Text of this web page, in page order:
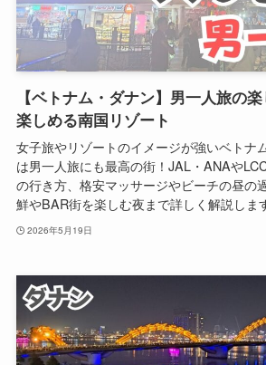
【ベトナム・ダナン】男一人旅の
楽しめる南国リゾート
女子旅やリゾートのイメージが強いベトナ
は男一人旅にも最高の街！JAL・ANAや
の行き方、格安マッサージやビーチの昼の
鮮やBAR街を楽しむ夜まで詳しく解説しま
2026年5月19日